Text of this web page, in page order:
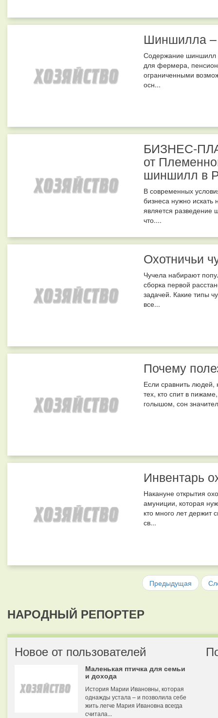
Шиншилла –
Содержание шиншилл
для фермера,
ограниченными
осн...
БИЗНЕС-
от
шиншилл в
В современных
бизнеса нужно искать
является разведение
что....
Охотничьи
Чучела набирают
сборка первой
задачей. Какие типы
все...
Почему
Если сравнить
тех, кто спит в
голышом, сон
Инвентарь
Накануне открытия
амуниции, которая
кто много лет держит
св...
Предыдущая
НАРОДНЫЙ РЕПОРТЕР
Новое от пользователей
Маленькая птичка для семьи
и дохода
История Марии Ивановны, которая
однажды устала – и позволила себе
жить легче Мария Ивановна всегда
считала...